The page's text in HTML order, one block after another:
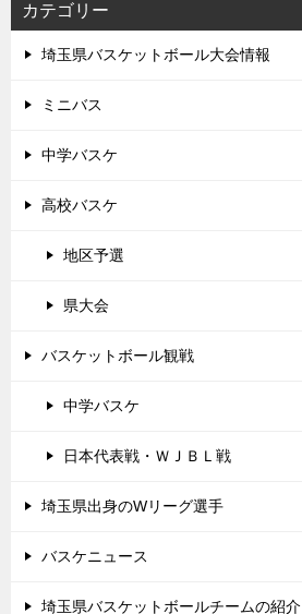
カテゴリー
埼玉県バスケットボール大会情報
ミニバス
中学バスケ
高校バスケ
地区予選
県大会
バスケットボール観戦
中学バスケ
日本代表戦・ＷＪＢＬ戦
埼玉県出身のWリーグ選手
バスケニュース
埼玉県バスケットボールチームの紹介